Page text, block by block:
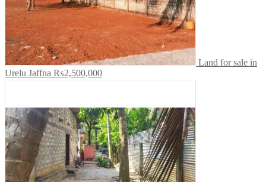
Land for sale in
Urelu Jaffna ₨2,500,000